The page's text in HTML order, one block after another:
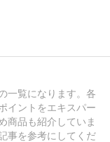
一覧になります。各
イントをエキスパー
商品も紹介していま
事を参考にしてくだ